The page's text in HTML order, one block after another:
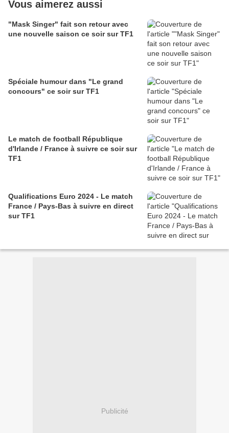
Vous aimerez aussi
"Mask Singer" fait son retour avec
une nouvelle saison ce soir sur TF1
Spéciale humour dans "Le grand
concours" ce soir sur TF1
Le match de football République
d'Irlande / France à suivre ce soir sur
TF1
Qualifications Euro 2024 - Le match
France / Pays-Bas à suivre en direct
sur TF1
Publicité